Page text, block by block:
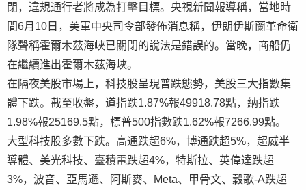
閉，違規通行者將成為打擊目標。央視新聞報導稱，當地時
間6月10日，美軍中央司令部發佈消息稱，伊朗伊斯蘭革命衛
隊聲稱霍爾木茲海峽已關閉的說法是錯誤的。當晚，商船仍
在繼續進出霍爾木茲海峽。
在隔夜美股市場上，科技股呈現普跌態勢，美股三大指數集
體下跌。截至收盤，道指跌1.87%報49918.78點，納指跌
1.98%報25169.5點，標普500指數跌1.62%報7266.99點。
大型科技股多數下跌。高通跌超6%，博通跌超5%，超威半
導體、美光科技、臺積電跌超4%，特斯拉、英偉達跌超
3%，波音、亞馬遜、阿斯麥、Meta、甲骨文、穀歌-A跌超